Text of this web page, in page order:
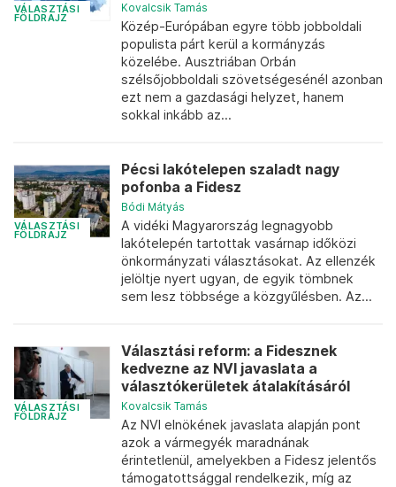
VÁLASZTÁSI
FÖLDRAJZ
Kovalcsik Tamás
Közép-Európában egyre több jobboldali
populista párt kerül a kormányzás
közelébe. Ausztriában Orbán
szélsőjobboldali szövetségesénél azonban
ezt nem a gazdasági helyzet, hanem
sokkal inkább az...
VÁLASZTÁSI
FÖLDRAJZ
Pécsi lakótelepen szaladt nagy
pofonba a Fidesz
Bódi Mátyás
A vidéki Magyarország legnagyobb
lakótelepén tartottak vasárnap időközi
önkormányzati választásokat. Az ellenzék
jelöltje nyert ugyan, de egyik tömbnek
sem lesz többsége a közgyűlésben. Az...
VÁLASZTÁSI
FÖLDRAJZ
Választási reform: a Fidesznek
kedvezne az NVI javaslata a
választókerületek átalakításáról
Kovalcsik Tamás
Az NVI elnökének javaslata alapján pont
azok a vármegyék maradnának
érintetlenül, amelyekben a Fidesz jelentős
támogatottsággal rendelkezik, míg az